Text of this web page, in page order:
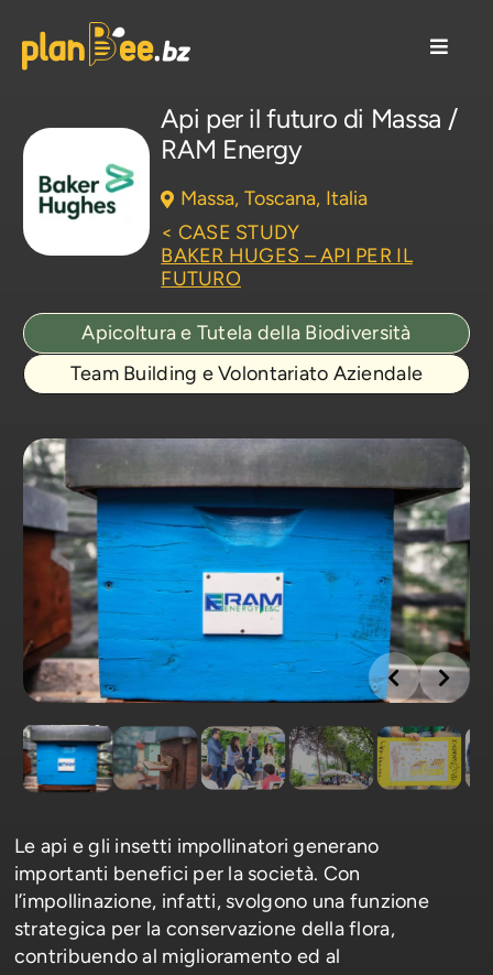
contenuto
Toggle
Soluzioni CSR
Case Studies/Aziende
Risorse/Blog
Chi siamo
Contattaci
Api per il futuro di Massa /
RAM Energy
Massa, Toscana, Italia
< CASE STUDY
BAKER HUGES – API PER IL
FUTURO
Apicoltura e Tutela della Biodiversità
Team Building e Volontariato Aziendale
Le api e gli insetti impollinatori generano
importanti benefici per la società. Con
l’impollinazione, infatti, svolgono una funzione
strategica per la conservazione della flora,
contribuendo al miglioramento ed al